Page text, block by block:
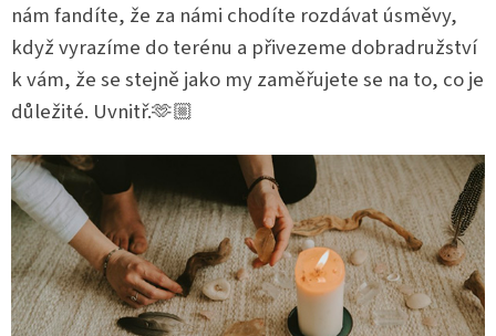
nám fandíte, že za námi chodíte rozdávat úsměvy,
když vyrazíme do terénu a přivezeme dobradružství
k vám, že se stejně jako my zaměřujete se na to, co je
důležité. Uvnitř.🫶🏼